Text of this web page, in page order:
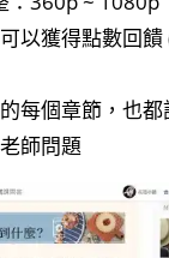
以獲得點數回
每個章節，也
師問題